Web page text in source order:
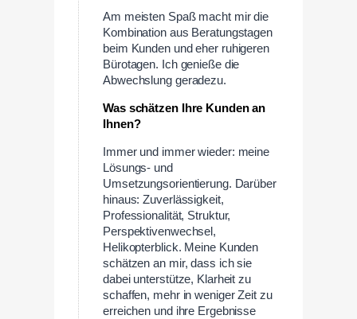
Am meisten Spaß macht mir die
Kombination aus Beratungstagen
beim Kunden und eher ruhigeren
Bürotagen. Ich genieße die
Abwechslung geradezu.
Was schätzen Ihre Kunden an
Ihnen?
Immer und immer wieder: meine
Lösungs- und
Umsetzungsorientierung. Darüber
hinaus: Zuverlässigkeit,
Professionalität, Struktur,
Perspektivenwechsel,
Helikopterblick. Meine Kunden
schätzen an mir, dass ich sie
dabei unterstütze, Klarheit zu
schaffen, mehr in weniger Zeit zu
erreichen und ihre Ergebnisse